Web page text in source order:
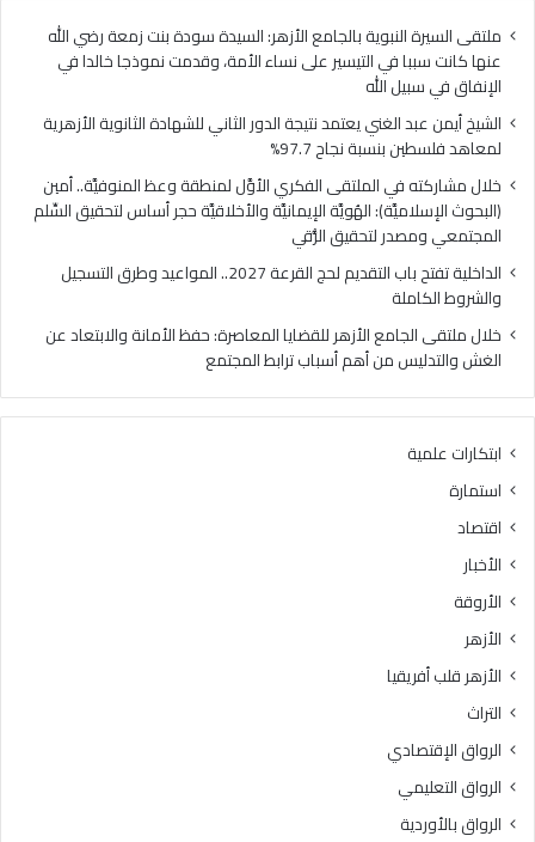
بنسبة
نجاح
97.7%
ملتقى السيرة النبوية بالجامع الأزهر: السيدة سودة بنت زمعة رضي الله
عنها كانت سببا في التيسير على نساء الأمة، وقدمت نموذجا خالدا في
الإنفاق في سبيل الله
الشيخ أيمن عبد الغني يعتمد نتيجة الدور الثاني للشهادة الثانوية الأزهرية
لمعاهد فلسطين بنسبة نجاح 97.7%
خلال مشاركته في الملتقى الفكري الأوَّل لمنطقة وعظ المنوفيَّة.. أمين
(البحوث الإسلاميَّة): الهُويَّة الإيمانيَّة والأخلاقيَّة حجر أساس لتحقيق السِّلم
المجتمعي ومصدر لتحقيق الرُّقي
الداخلية تفتح باب التقديم لحج القرعة 2027.. المواعيد وطرق التسجيل
والشروط الكاملة
خلال ملتقى الجامع الأزهر للقضايا المعاصرة: حفظ الأمانة والابتعاد عن
الغش والتدليس من أهم أسباب ترابط المجتمع
ابتكارات علمية
استمارة
اقتصاد
الأخبار
الأروقة
الأزهر
الأزهر قلب أفريقيا
التراث
الرواق الإقتصادي
الرواق التعليمي
الرواق بالأوردية